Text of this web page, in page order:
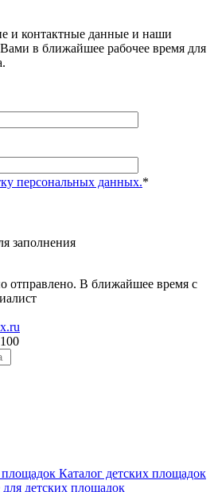
и контактные данные и наши
в ближайшее рабочее время для
персональных данных.*
заполнения
отправлено. В ближайшее время с
Каталог детских площадок